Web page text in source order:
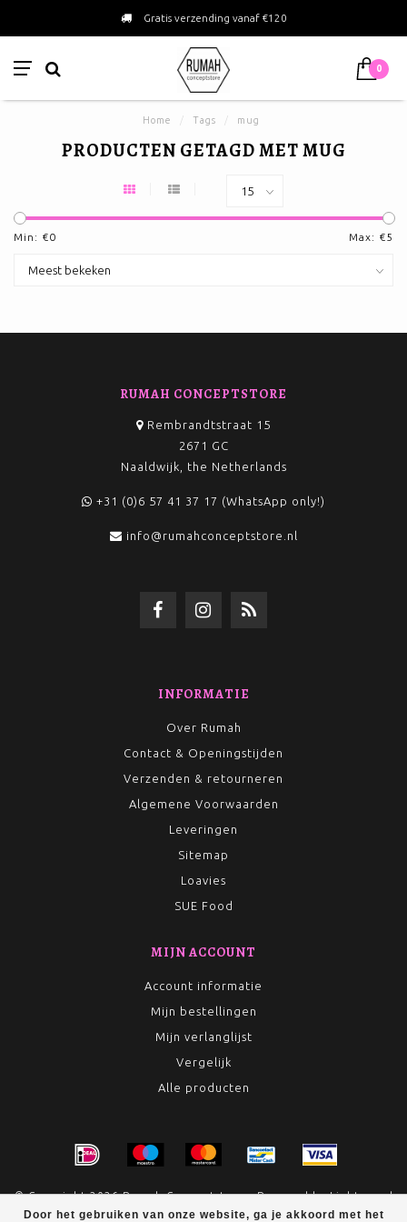
Gratis verzending vanaf €120
0
Home Tags mug
PRODUCTEN GETAGD MET MUG
Min: €0 Max: €5
Door het gebruiken van onze website, ga je akkoord met het
RUMAH CONCEPTSTORE
Rembrandtstraat 15
2671 GC
Naaldwijk, the Netherlands
+31 (0)6 57 41 37 17 (WhatsApp only!)
info@rumahconceptstore.nl
INFORMATIE
Over Rumah
Contact & Openingstijden
Verzenden & retourneren
Algemene Voorwaarden
Leveringen
Sitemap
Loavies
SUE Food
MIJN ACCOUNT
Account informatie
Mijn bestellingen
Mijn verlanglijst
Vergelijk
Alle producten
© Copyright 2026 Rumah Conceptstore - Powered byLightspeed
- Theme by Dyvelopment